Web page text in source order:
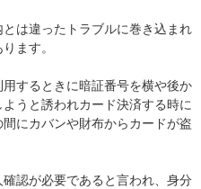
は違ったトラブルに巻き込まれ
ます。
するときに暗証番号を横や後か
うと誘われカード決済する時に
にカバンや財布からカードが盗
認が必要であると言われ、身分